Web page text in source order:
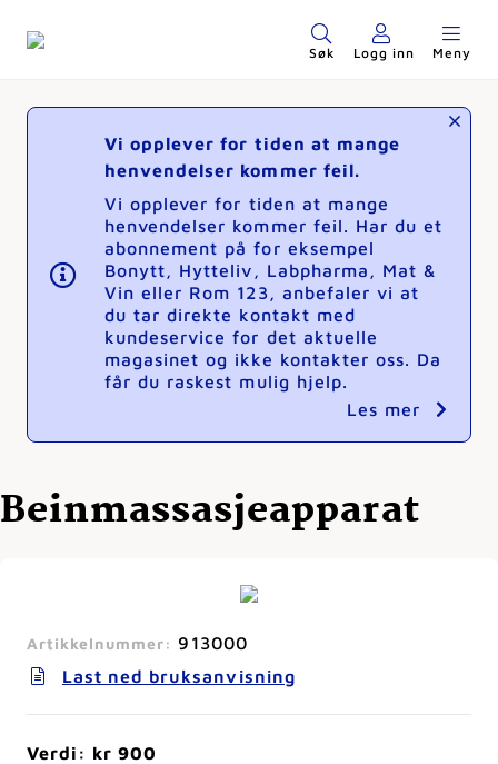
Søk Logg inn Meny
Vi opplever for tiden at mange
henvendelser kommer feil.
Vi opplever for tiden at mange
henvendelser kommer feil. Har du et
abonnement på for eksempel
Bonytt, Hytteliv, Labpharma, Mat &
Vin eller Rom 123, anbefaler vi at
du tar direkte kontakt med
kundeservice for det aktuelle
magasinet og ikke kontakter oss. Da
får du raskest mulig hjelp.
Les mer
Beinmassasjeapparat
Artikkelnummer: 913000
Last ned bruksanvisning
Verdi: kr 900